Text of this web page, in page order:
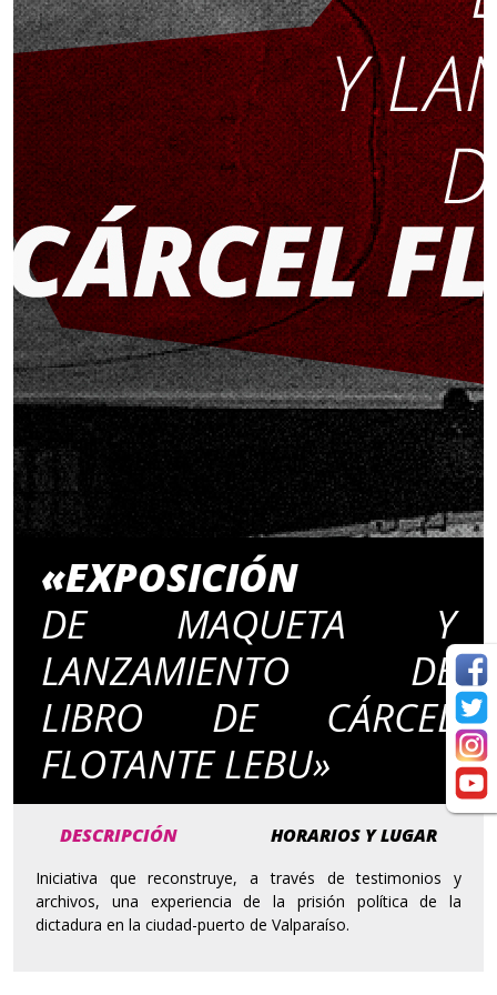
«EXPOSICIÓN
DE MAQUETA Y
LANZAMIENTO DE
LIBRO DE CÁRCEL
FLOTANTE LEBU»
DESCRIPCIÓN HORARIOS Y LUGAR
Iniciativa que reconstruye, a través de testimonios y
archivos, una experiencia de la prisión política de la
dictadura en la ciudad-puerto de Valparaíso.